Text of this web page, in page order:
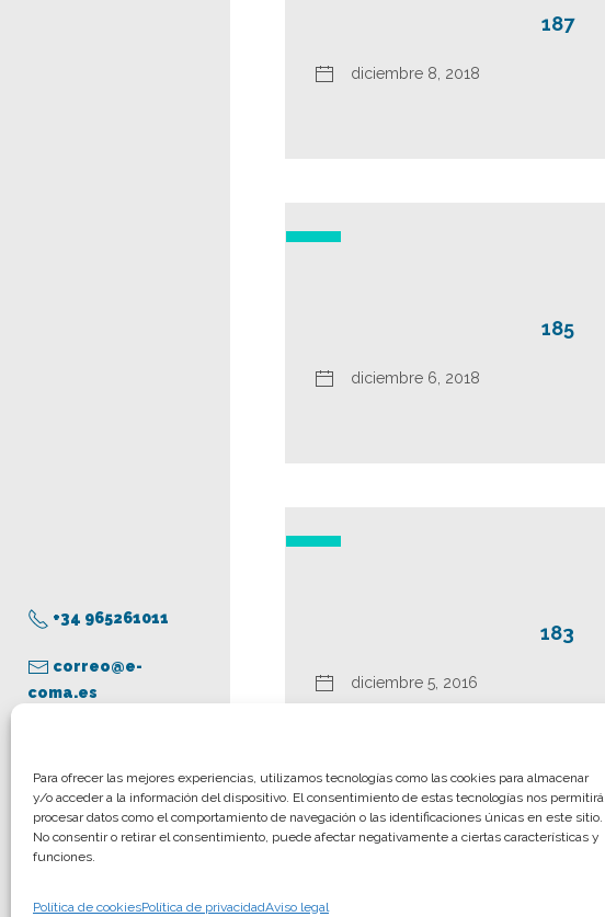
Para ofrecer las mejores experiencias, utilizamos tecnologías como las cookies para almacenar
y/o acceder a la información del dispositivo. El consentimiento de estas tecnologías nos permitirá
procesar datos como el comportamiento de navegación o las identificaciones únicas en este sitio.
No consentir o retirar el consentimiento, puede afectar negativamente a ciertas características y
funciones.
Política de cookiesPolítica de privacidadAviso legal
+34 965261011
correo@e-
coma.es
Aviso legal
Política de privacidad
Política de cookies
reservados
187
diciembre 8, 2018
185
diciembre 6, 2018
183
diciembre 5, 2016
<< <